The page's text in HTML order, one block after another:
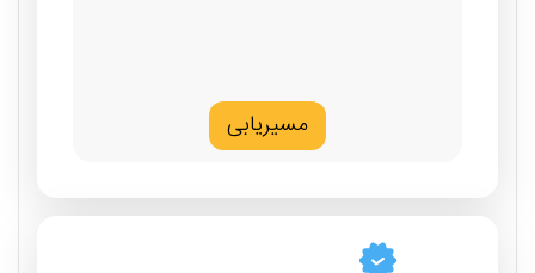
مسیریابی